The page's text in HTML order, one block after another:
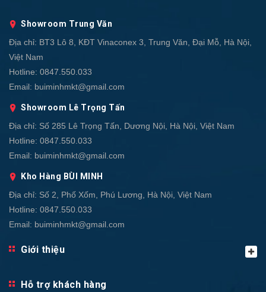
Showroom Trung Văn
Địa chỉ: BT3 Lô 8, KĐT Vinaconex 3, Trung Văn, Đại Mỗ, Hà Nội,
Việt Nam
Hotline: 0847.550.033
Email: buiminhmkt@gmail.com
Showroom Lê Trọng Tấn
Địa chỉ: Số 285 Lê Trọng Tấn, Dương Nội, Hà Nội, Việt Nam
Hotline: 0847.550.033
Email: buiminhmkt@gmail.com
Kho Hàng BÙI MINH
Địa chỉ: Số 2, Phố Xốm, Phú Lương, Hà Nội, Việt Nam
Hotline: 0847.550.033
Email: buiminhmkt@gmail.com
Giới thiệu
Hỗ trợ khách hàng